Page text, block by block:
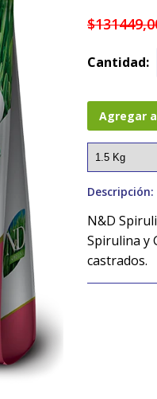
Cantidad:
Agregar
Descripción:
N&D
Spirulina y
castrados.